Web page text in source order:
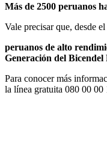
Más de 2500 peruanos
Vale precisar que, desde
peruanos de alto
Generación del Bicendel
Para conocer más
la línea gratuita 080 00